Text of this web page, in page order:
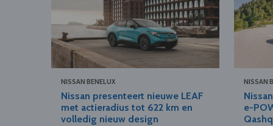
NISSAN BENELUX
Nissan presenteert nieuwe LEAF
met actieradius tot 622 km en
volledig nieuw design
NISSAN
e-